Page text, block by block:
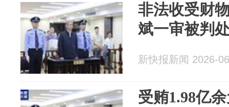
非法收受财
斌一审被判
新快报新闻 2026-
受贿1.98亿